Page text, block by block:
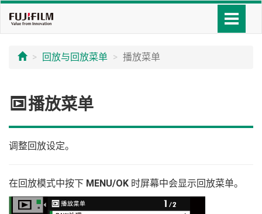
回放与回放菜单 播放菜单
C播放菜单
调整回放设定。
在回放模式中按下 MENU/OK 时屏幕中会显示回放菜单。